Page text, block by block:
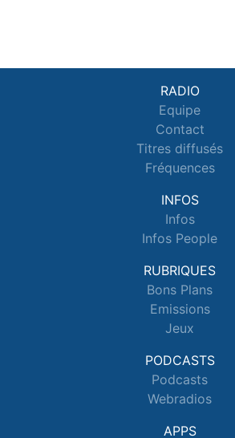
RADIO
Equipe
Contact
Titres diffusés
Fréquences
INFOS
Infos
Infos People
RUBRIQUES
Bons Plans
Emissions
Jeux
PODCASTS
Podcasts
Webradios
APPS